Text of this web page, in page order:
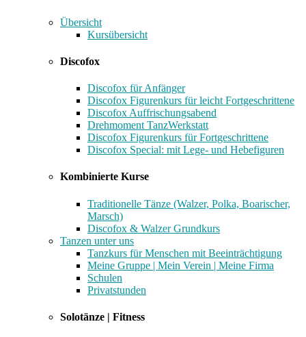
Übersicht
Kursübersicht
Discofox
Discofox für Anfänger
Discofox Figurenkurs für leicht Fortgeschrittene
Discofox Auffrischungsabend
Drehmoment TanzWerkstatt
Discofox Figurenkurs für Fortgeschrittene
Discofox Special: mit Lege- und Hebefiguren
Kombinierte Kurse
Traditionelle Tänze (Walzer, Polka, Boarischer,
Marsch)
Discofox & Walzer Grundkurs
Tanzen unter uns
Tanzkurs für Menschen mit Beeinträchtigung
Meine Gruppe | Mein Verein | Meine Firma
Schulen
Privatstunden
Solotänze | Fitness